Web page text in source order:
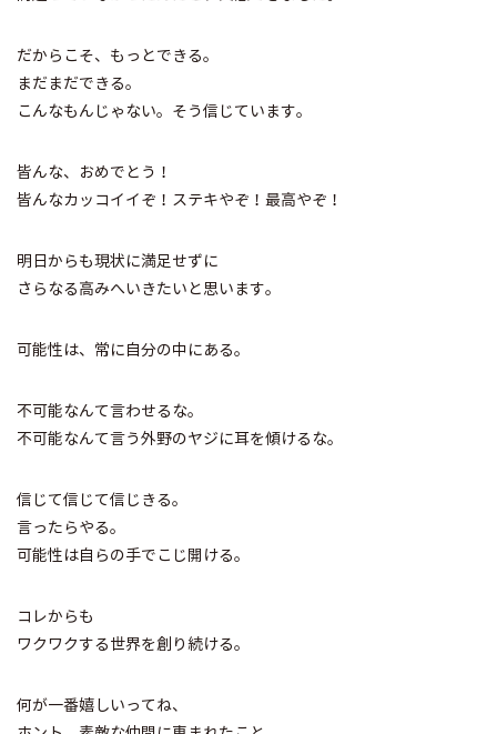
だからこそ、もっとできる。
まだまだできる。
こんなもんじゃない。そう信じています。
皆んな、おめでとう！
皆んなカッコイイぞ！ステキやぞ！最高やぞ！
明日からも現状に満足せずに
さらなる高みへいきたいと思います。
可能性は、常に自分の中にある。
不可能なんて言わせるな。
不可能なんて言う外野のヤジに耳を傾けるな。
信じて信じて信じきる。
言ったらやる。
可能性は自らの手でこじ開ける。
コレからも
ワクワクする世界を創り続ける。
何が一番嬉しいってね、